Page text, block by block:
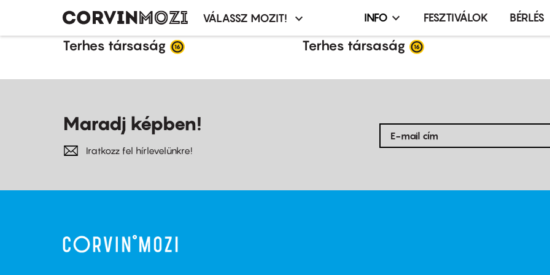
Moziválasztó
VÁLASSZ MOZIT!
Infó,
esemény,
INFO FESZTIVÁLOK BÉRLÉS
Terhes társaság Terhes társaság
Maradj képben!
Iratkozz fel hírlevelünkre!